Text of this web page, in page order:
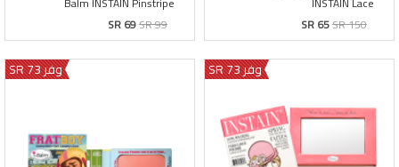
SR 65SR 150
SR 69SR 99
وفر 73 SR وفر 73 SR